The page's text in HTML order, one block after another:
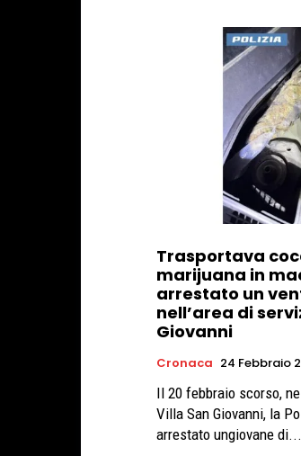
Trasportava
marijuana in
arrestato un
nell’area di
Giovanni
Cronaca 24 Febbraio
Il 20 febbraio scorso,
Villa San Giovanni, la
arrestato ungiovane di...